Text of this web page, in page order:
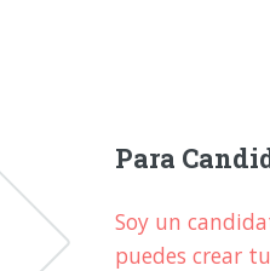
Para
Soy un
puedes crear